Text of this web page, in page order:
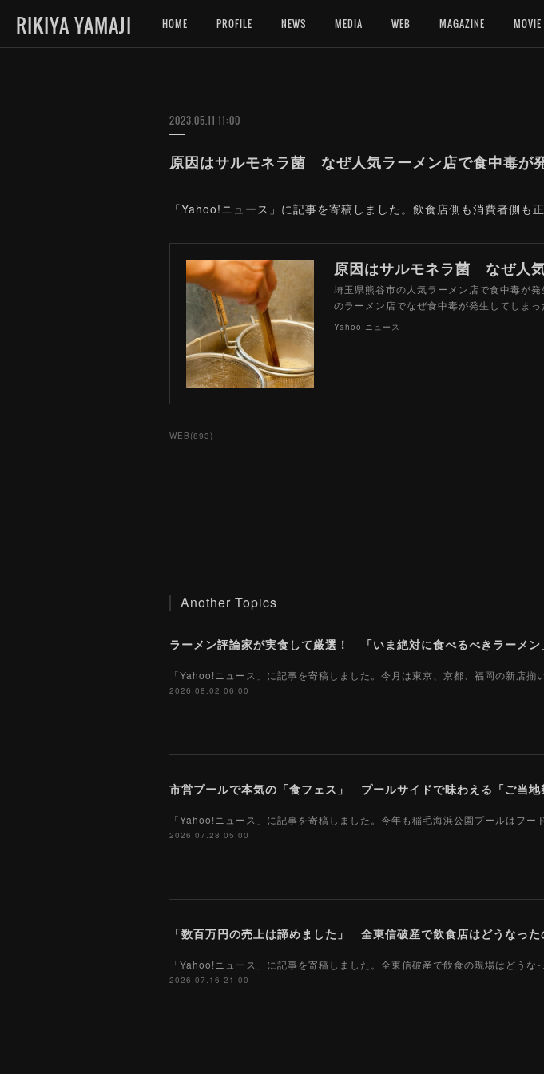
RIKIYA YAMAJI HOME PROFILE NEWS MEDIA WEB MAGAZINE MOVIE
2023.05.11 11:00
原因はサルモネラ菌 なぜ人気ラーメン店で食中毒が
「Yahoo!ニュース」に記事を寄稿しました。飲食店側も消費者側も
埼玉県熊谷市の人気ラーメン店で食中毒が
のラーメン店でなぜ食中毒が発生してしま
Yahoo!ニュース
WEB (893)
Another Topics
「Yahoo!ニュース」に記事を寄稿しました。今月は東京、京都、福岡の新店揃
2026.08.02 06:00
市営プールで本気の「食フェス」 プールサイドで味わえる「ご当
「Yahoo!ニュース」に記事を寄稿しました。今年も稲毛海浜公園プールはフー
2026.07.28 05:00
「Yahoo!ニュース」に記事を寄稿しました。全東信破産で飲食の現場はどうな
2026.07.16 21:00